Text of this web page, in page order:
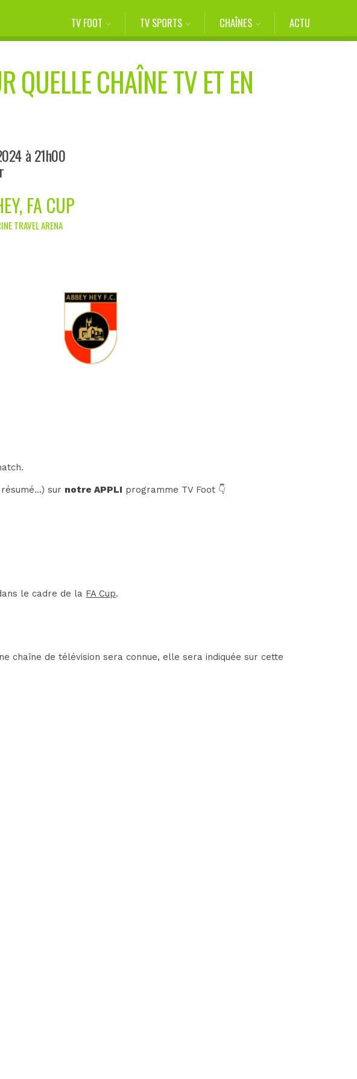
TV FOOT TV SPORTS CHAÎNES ACTU
QUELLE CHAÎNE TV ET EN
à 21h00
FA CUP
TRAVEL ARENA
sur notre APPLI programme TV Foot 👇
le cadre de la FA Cup.
chaîne de télévision sera connue, elle sera indiquée sur cette